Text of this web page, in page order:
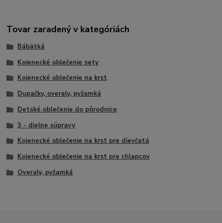
Tovar zaradený v kategóriách
Bábätká
Kojenecké oblečenie sety
Kojenecké oblečenie na krst
Dupačky, overaly, pyžamká
Detské oblečenie do pôrodnice
3 - dielne súpravy
Kojenecké oblečenie na krst pre dievčatá
Kojenecké oblečenie na krst pre chlapcov
Overaly, pyžamká